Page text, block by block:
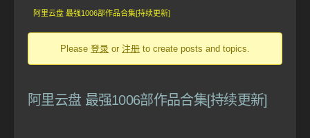
坛
-
在
阿里云盘 最强1006部作品合集[持续更新]
Please 登录 or 注册 to create posts and topics.
阿里云盘 最强1006部作品合集[持续更新]